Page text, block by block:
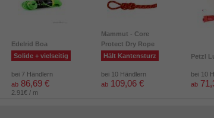
Edelrid Boa
Solide + vielseitig
bei 7 Händlern
ab 86,69 €
2.91€ / m
Mammut - Core
Protect Dry Rope
Hält Kantensturz
bei 10 Händlern
ab 109,06 €
Petzl
bei 10
ab